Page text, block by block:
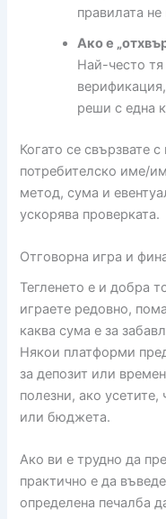
правилата не
Ако е
Най-често
реши с една
Когато се свързвате
потребителско име/
метод, сума и
ускорява проверката.
Отговорна игра и
Тегленето е и добра
играете редовно,
каква сума е за
Някои платформи
за депозит или
полезни, ако
или бюджета.
Ако ви е трудно да
практично е да
определена печалба